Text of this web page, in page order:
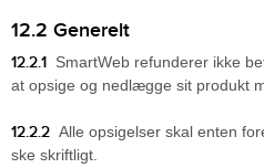
12.2 Generelt
12.2.1 SmartWeb refunderer ikke
at opsige og nedlægge sit produkt
12.2.2 Alle opsigelser skal enten
ske skriftligt.